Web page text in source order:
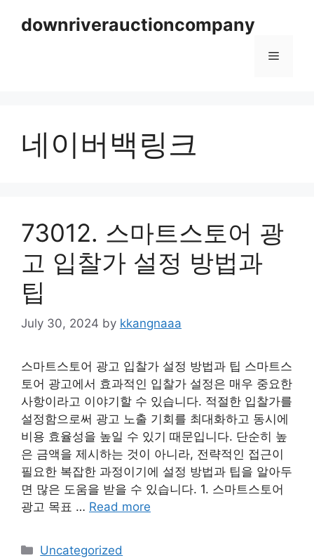
downriverauctioncompany
Menu
네이버백링크
73012. 스마트스토어 광
고 입찰가 설정 방법과
팁
July 30, 2024 by kkangnaaa
스마트스토어 광고 입찰가 설정 방법과 팁 스마트스
토어 광고에서 효과적인 입찰가 설정은 매우 중요한
사항이라고 이야기할 수 있습니다. 적절한 입찰가를
설정함으로써 광고 노출 기회를 최대화하고 동시에
비용 효율성을 높일 수 있기 때문입니다. 단순히 높
은 금액을 제시하는 것이 아니라, 전략적인 접근이
필요한 복잡한 과정이기에 설정 방법과 팁을 알아두
면 많은 도움을 받을 수 있습니다. 1. 스마트스토어
광고 목표 … Read more
Categories
Uncategorized